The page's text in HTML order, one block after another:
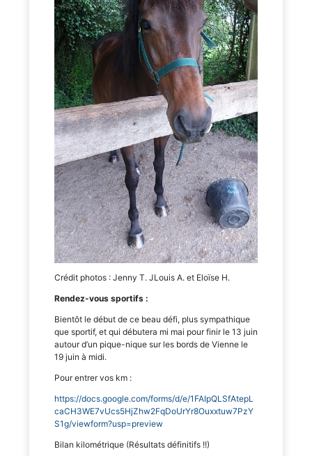
Crédit photos : Jenny T. JLouis A. et Eloïse H.
Rendez-vous sportifs :
Bientôt le début de ce beau défi, plus sympathique
que sportif, et qui débutera mi mai pour finir le 13 juin
autour d’un pique-nique sur les bords de Vienne le
19 juin à midi.
Pour entrer vos km :
https://docs.google.com/forms/d/e/1FAIpQLSfAtepL
caCH3WE7vUcs5HjZhw2FqDoUrYr8Ouxxtuw7PzY
S1g/viewform?usp=preview
Bilan kilométrique (Résultats définitifs !!)